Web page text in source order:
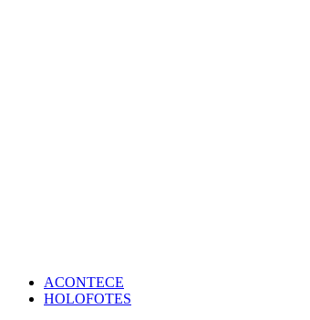
ACONTECE
HOLOFOTES